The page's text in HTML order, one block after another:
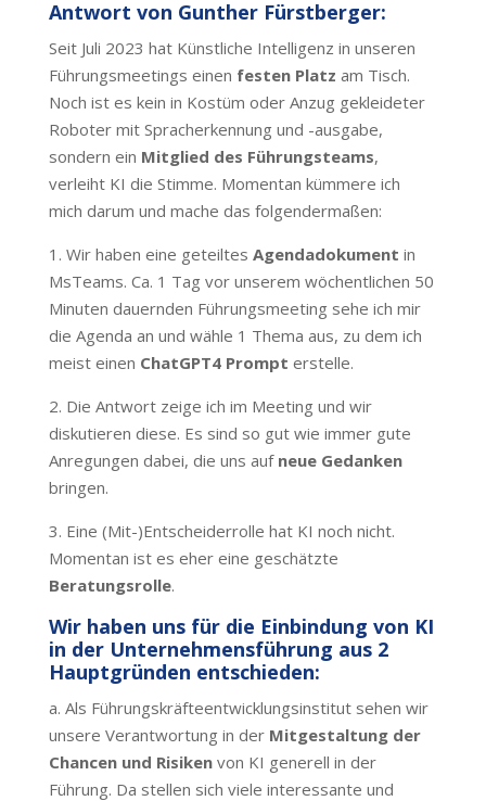
Antwort von Gunther Fürstberger:
Seit Juli 2023 hat Künstliche Intelligenz in unseren
Führungsmeetings einen festen Platz am Tisch.
Noch ist es kein in Kostüm oder Anzug gekleideter
Roboter mit Spracherkennung und -ausgabe,
sondern ein Mitglied des Führungsteams,
verleiht KI die Stimme. Momentan kümmere ich
mich darum und mache das folgendermaßen:
1. Wir haben eine geteiltes Agendadokument in
MsTeams. Ca. 1 Tag vor unserem wöchentlichen 50
Minuten dauernden Führungsmeeting sehe ich mir
die Agenda an und wähle 1 Thema aus, zu dem ich
meist einen ChatGPT4 Prompt erstelle.
2. Die Antwort zeige ich im Meeting und wir
diskutieren diese. Es sind so gut wie immer gute
Anregungen dabei, die uns auf neue Gedanken
bringen.
3. Eine (Mit-)Entscheiderrolle hat KI noch nicht.
Momentan ist es eher eine geschätzte
Beratungsrolle.
Wir haben uns für die Einbindung von KI
in der Unternehmensführung aus 2
Hauptgründen entschieden:
a. Als Führungskräfteentwicklungsinstitut sehen wir
unsere Verantwortung in der Mitgestaltung der
Chancen und Risikenvon KI generell in der
Führung. Da stellen sich viele interessante und